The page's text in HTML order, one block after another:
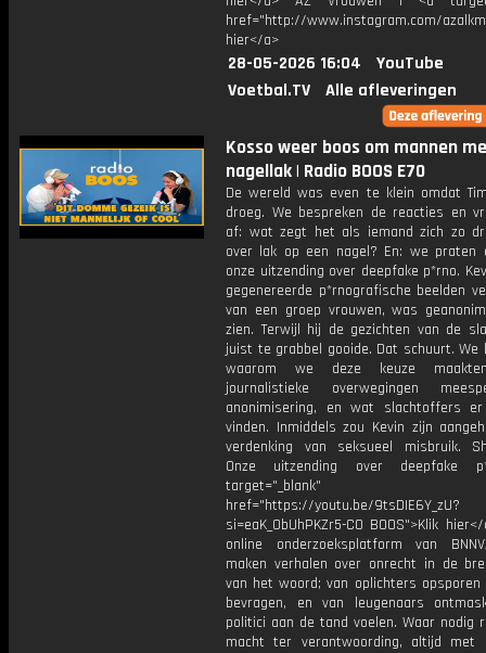
href="http://www.instagram.com/
hier</a>
28-05-2026 16:04
YouTube
Voetbal.TV
Alle afleveringen
Kosso weer boos om mannen
nagellak | Radio BOOS E70
De wereld was even te klein omdat
droeg. We bespreken de reacties en
af: wat zegt het als iemand zich zo
over lak op een nagel? En: we praten
onze uitzending over deepfake p*rno.
gegenereerde p*rnografische beelden
van een groep vrouwen, was
zien. Terwijl hij de gezichten van de
juist te grabbel gooide. Dat schuurt. We
waarom we deze keuze
journalistieke overwegingen
anonimisering, en wat slachtoffers
vinden. Inmiddels zou Kevin zijn
verdenking van seksueel misbruik.
Onze uitzending over deepfake
target="_blank"
href="https://youtu.be/9tsDIE6Y_zU?
si=eaK_0bUhPKZr5-CO BOOS">Klik
online onderzoeksplatform van
maken verhalen over onrecht in de
van het woord; van oplichters opsporen
bevragen, en van leugenaars
politici aan de tand voelen. Waar nodig
macht ter verantwoording, altijd met